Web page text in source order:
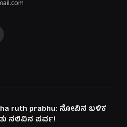
ruth prabhu: ನೋವಿನ ಬಳಿಕ
ನಲಿವಿನ ಪರ್ವ!